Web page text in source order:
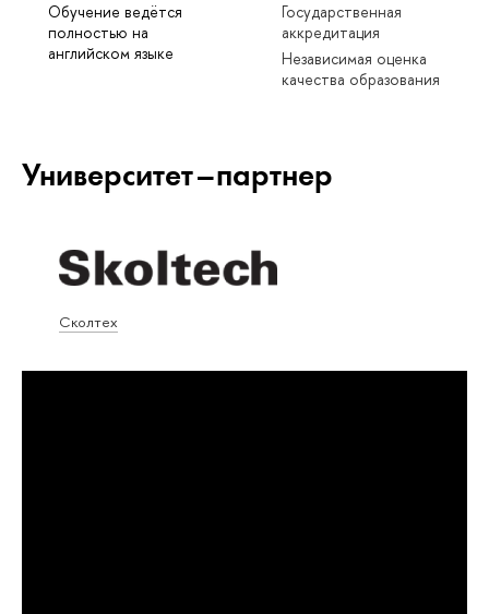
Обучение ведётся
полностью на
английском языке
Государственная
аккредитация
Независимая оценка
качества образования
Университет–партнер
Сколтех